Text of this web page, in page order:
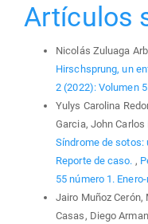
Artículos
Nicolás Zuluaga
Hirschsprung, un
2 (2022): Volumen
Yulys Carolina
Garcia, John Carlos
Síndrome de sotos:
Reporte de caso. ,
55 número 1.
Jairo Muñoz Cerón,
Casas, Diego